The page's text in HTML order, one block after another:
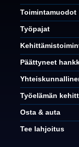
Toimintamuodot
Työpajat
Päättyneet
Työelämän
Osta & auta
Tee lahjoitus